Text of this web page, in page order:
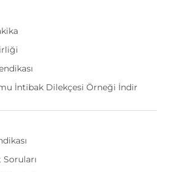
İntibak Dilekçesi Örneği İndir